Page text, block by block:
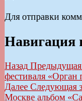
Для отправки
Навигация
Назад Предыдущая
фестиваля
Далее Следующая
Москве альбом